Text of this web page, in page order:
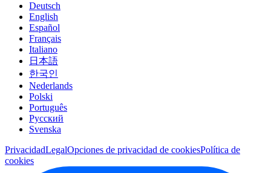
Deutsch
English
Español
Français
Italiano
日本語
한국인
Nederlands
Polski
Português
Pусский
Svenska
PrivacidadLegalOpciones de privacidad de cookiesPolítica de
cookies